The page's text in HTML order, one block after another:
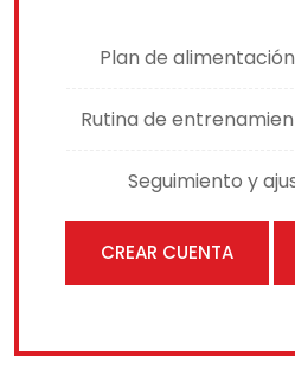
Plan de
Rutina de
Seguimiento y
CREAR CUENTA